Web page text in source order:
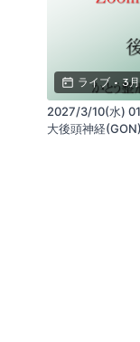
ライブ • 3
2027/3/10(水)
大後頭神経